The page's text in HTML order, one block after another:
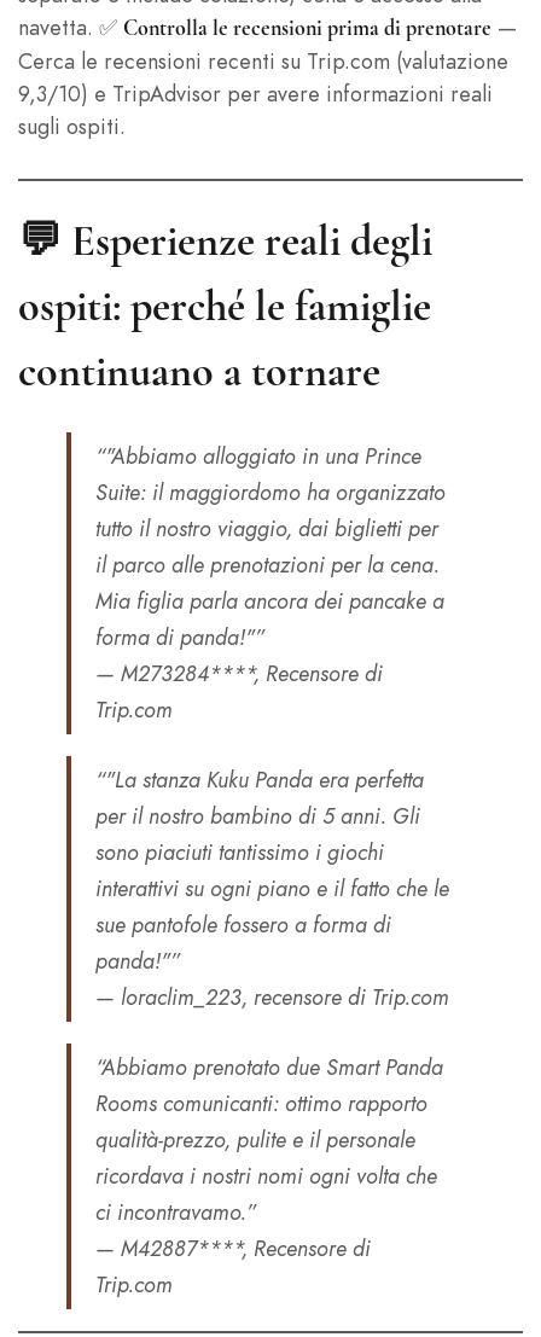
navetta. ✅ Controlla le recensioni prima di prenotare —
Cerca le recensioni recenti su Trip.com (valutazione
9,3/10) e TripAdvisor per avere informazioni reali
sugli ospiti.
💬 Esperienze reali degli
ospiti: perché le famiglie
continuano a tornare
“"Abbiamo alloggiato in una Prince
Suite: il maggiordomo ha organizzato
tutto il nostro viaggio, dai biglietti per
il parco alle prenotazioni per la cena.
Mia figlia parla ancora dei pancake a
forma di panda!"”
— M273284****, Recensore di
Trip.com
“"La stanza Kuku Panda era perfetta
per il nostro bambino di 5 anni. Gli
sono piaciuti tantissimo i giochi
interattivi su ogni piano e il fatto che le
sue pantofole fossero a forma di
panda!"”
— loraclim_223, recensore di Trip.com
“Abbiamo prenotato due Smart Panda
Rooms comunicanti: ottimo rapporto
qualità-prezzo, pulite e il personale
ricordava i nostri nomi ogni volta che
ci incontravamo.”
— M42887****, Recensore di
Trip.com